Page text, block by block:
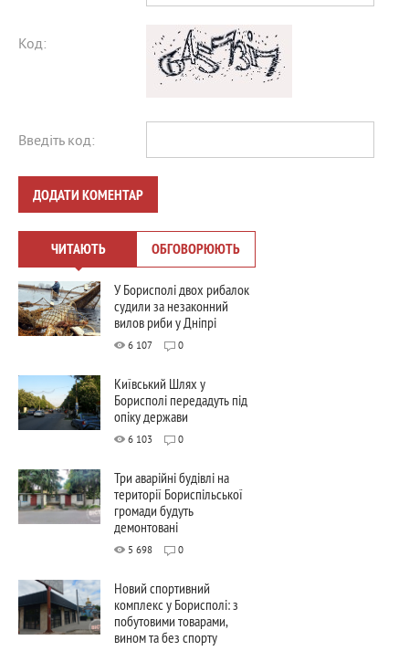
Код:
Введіть код:
ДОДАТИ КОМЕНТАР
ЧИТАЮТЬ ОБГОВОРЮЮТЬ
У Борисполі двох рибалок
судили за незаконний
вилов риби у Дніпрі
6 107 0
Київський Шлях у
Борисполі передадуть під
опіку держави
6 103 0
Три аварійні будівлі на
території Бориспільської
громади будуть
демонтовані
5 698 0
Новий спортивний
комплекс у Борисполі: з
побутовими товарами,
вином та без спорту